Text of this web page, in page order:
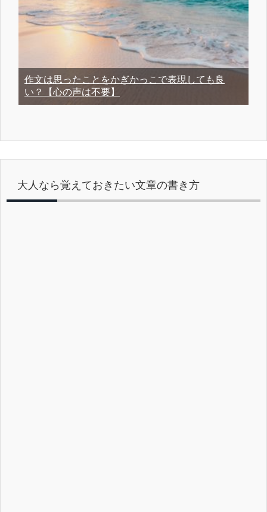
作文は思ったことをかぎかっこで表現しても良
い？【心の声は不要】
大人なら覚えておきたい文章の書き方